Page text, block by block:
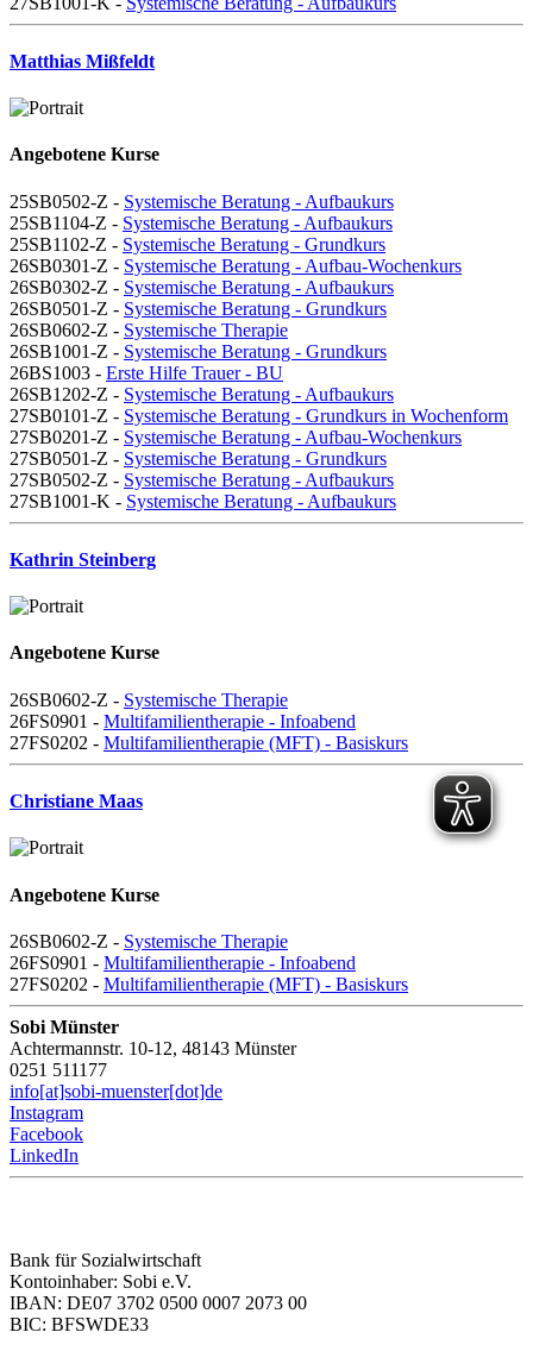
Matthias Mißfeldt
Angebotene Kurse
25SB0502-Z - Systemische Beratung - Aufbaukurs
25SB1104-Z - Systemische Beratung - Aufbaukurs
25SB1102-Z - Systemische Beratung - Grundkurs
26SB0301-Z - Systemische Beratung - Aufbau-Wochenkurs
26SB0302-Z - Systemische Beratung - Aufbaukurs
26SB0501-Z - Systemische Beratung - Grundkurs
26SB0602-Z - Systemische Therapie
26SB1001-Z - Systemische Beratung - Grundkurs
26BS1003 - Erste Hilfe Trauer - BU
26SB1202-Z - Systemische Beratung - Aufbaukurs
27SB0101-Z - Systemische Beratung - Grundkurs in Wochenform
27SB0201-Z - Systemische Beratung - Aufbau-Wochenkurs
27SB0501-Z - Systemische Beratung - Grundkurs
27SB0502-Z - Systemische Beratung - Aufbaukurs
27SB1001-K - Systemische Beratung - Aufbaukurs
Kathrin Steinberg
Angebotene Kurse
26SB0602-Z - Systemische Therapie
26FS0901 - Multifamilientherapie - Infoabend
27FS0202 - Multifamilientherapie (MFT) - Basiskurs
Christiane Maas
Angebotene Kurse
26SB0602-Z - Systemische Therapie
26FS0901 - Multifamilientherapie - Infoabend
27FS0202 - Multifamilientherapie (MFT) - Basiskurs
Sobi Münster
Achtermannstr. 10-12, 48143 Münster
0251 511177
info[at]sobi-muenster[dot]de
Instagram
Facebook
LinkedIn
Bank für Sozialwirtschaft
Kontoinhaber: Sobi e.V.
IBAN: DE07 3702 0500 0007 2073 00
BIC: BFSWDE33